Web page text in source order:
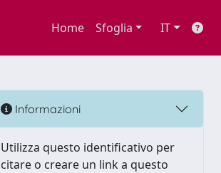
Home Sfoglia IT
Informazioni
Utilizza questo identificativo per
citare o creare un link a questo